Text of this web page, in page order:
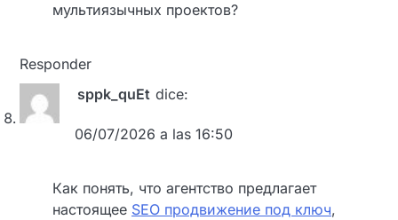
мультиязычных проектов?
Responder
sppk_quEt dice:
06/07/2026 a las 16:50
Как понять, что агентство предлагает
настоящее SEO продвижение под ключ,